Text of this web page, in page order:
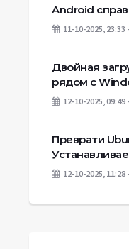
Android
11-10-2025, 23:33
Двойная
рядом с
12-10-2025, 09:49
Преврати
12-10-2025, 11:28